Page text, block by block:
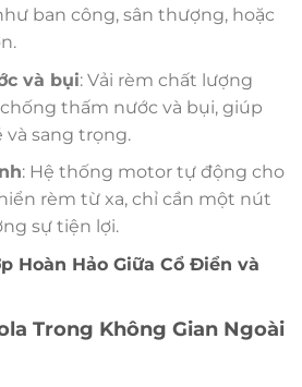
ban công, sân thượng, hoặc
và bụi: Vải rèm chất lượng
thấm nước và bụi, giúp
và sang trọng.
: Hệ thống motor tự động cho
rèm từ xa, chỉ cần một nút
sự tiện lợi.
Hoàn Hảo Giữa Cổ Điển và
Trong Không Gian Ngoài